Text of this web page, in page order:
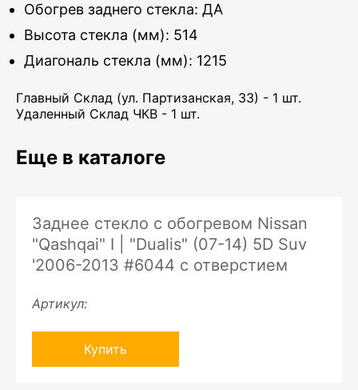
Обогрев заднего стекла: ДА
Высота стекла (мм): 514
Диагональ стекла (мм): 1215
Главный Склад (ул. Партизанская, 33) - 1 шт.
Удаленный Склад ЧКВ - 1 шт.
Еще в каталоге
Заднее стекло с обогревом Nissan
"Qashqai" I | "Dualis" (07-14) 5D Suv
'2006-2013 #6044 с отверстием
Артикул:
Купить